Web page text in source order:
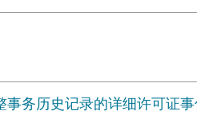
务历史记录的详细许可证事